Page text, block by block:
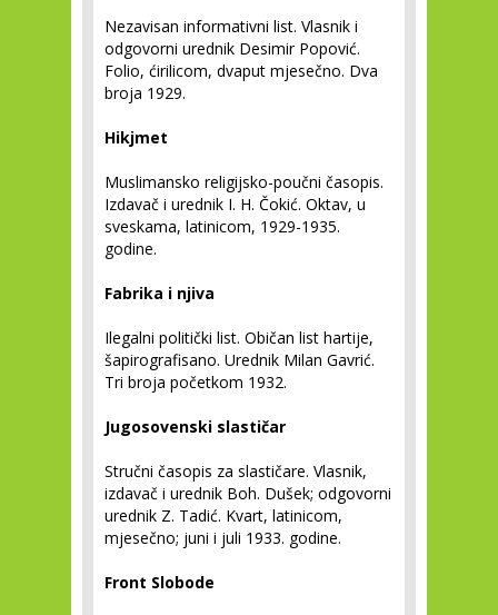
Nezavisan informativni list. Vlasnik i
odgovorni urednik Desimir Popović.
Folio, ćirilicom, dvaput mjesečno. Dva
broja 1929.
Hikjmet
Muslimansko religijsko-poučni časopis.
Izdavač i urednik I. H. Čokić. Oktav, u
sveskama, latinicom, 1929-1935.
godine.
Fabrika i njiva
Ilegalni politički list. Običan list hartije,
šapirografisano. Urednik Milan Gavrić.
Tri broja početkom 1932.
Jugosovenski slastičar
Stručni časopis za slastičare. Vlasnik,
izdavač i urednik Boh. Dušek; odgovorni
urednik Z. Tadić. Kvart, latinicom,
mjesečno; juni i juli 1933. godine.
Front Slobode